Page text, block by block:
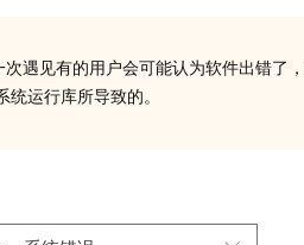
遇见有的用户会可能认为软件出错了，
运行库所导致的。